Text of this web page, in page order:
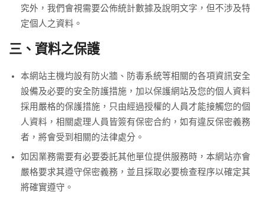
究外，我們會視需要公佈統計數據及說明文字，但不涉及特
定個人之資料。
三、資料之保護
本網站主機均設有防火牆、防毒系統等相關的各項資訊安全
設備及必要的安全防護措施，加以保護網站及您的個人資料
採用嚴格的保護措施，只由經過授權的人員才能接觸您的個
人資料，相關處理人員皆簽有保密合約，如有違反保密義務
者，將會受到相關的法律處分。
如因業務需要有必要委託其他單位提供服務時，本網站亦會
嚴格要求其遵守保密義務，並且採取必要檢查程序以確定其
將確實遵守。